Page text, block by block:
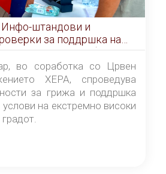
Инфо-штандови и
за поддршка на
на топлотен бран
во соработка со Црвен
ХЕРА, спроведува
за грижа и поддршка
услови на екстремно високи